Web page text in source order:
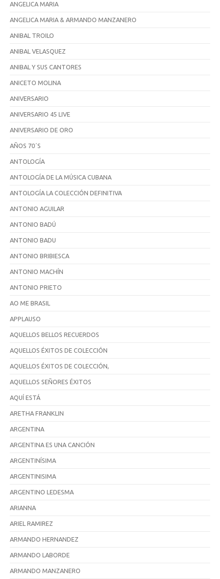
ANGELICA MARIA
ANGELICA MARIA & ARMANDO MANZANERO
ANIBAL TROILO
ANIBAL VELASQUEZ
ANIBAL Y SUS CANTORES
ANICETO MOLINA
ANIVERSARIO
ANIVERSARIO 45 LIVE
ANIVERSARIO DE ORO
AÑOS 70´S
ANTOLOGÍA
ANTOLOGÍA DE LA MÚSICA CUBANA
ANTOLOGÍA LA COLECCIÓN DEFINITIVA
ANTONIO AGUILAR
ANTONIO BADÚ
ANTONIO BADU
ANTONIO BRIBIESCA
ANTONIO MACHÍN
ANTONIO PRIETO
AO ME BRASIL
APPLAUSO
AQUELLOS BELLOS RECUERDOS
AQUELLOS ÉXITOS DE COLECCIÓN
AQUELLOS ÉXITOS DE COLECCIÓN,
AQUELLOS SEÑORES ÉXITOS
AQUÍ ESTÁ
ARETHA FRANKLIN
ARGENTINA
ARGENTINA ES UNA CANCIÓN
ARGENTINÍSIMA
ARGENTINISIMA
ARGENTINO LEDESMA
ARIANNA
ARIEL RAMIREZ
ARMANDO HERNANDEZ
ARMANDO LABORDE
ARMANDO MANZANERO